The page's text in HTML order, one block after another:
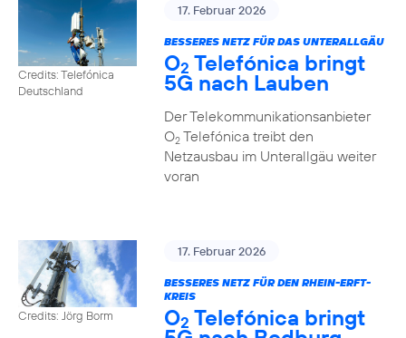
Credits: Telefónica
Deutschland
17. Februar 2026
BESSERES NETZ FÜR DAS UNTERALLGÄU
O2 Telefónica bringt
5G nach Lauben
Der Telekommunikationsanbieter
O2Telefónica treibt den
Netzausbau im Unterallgäu weiter
voran
Credits: Jörg Borm
17. Februar 2026
BESSERES NETZ FÜR DEN RHEIN-ERFT-
KREIS
O2 Telefónica bringt